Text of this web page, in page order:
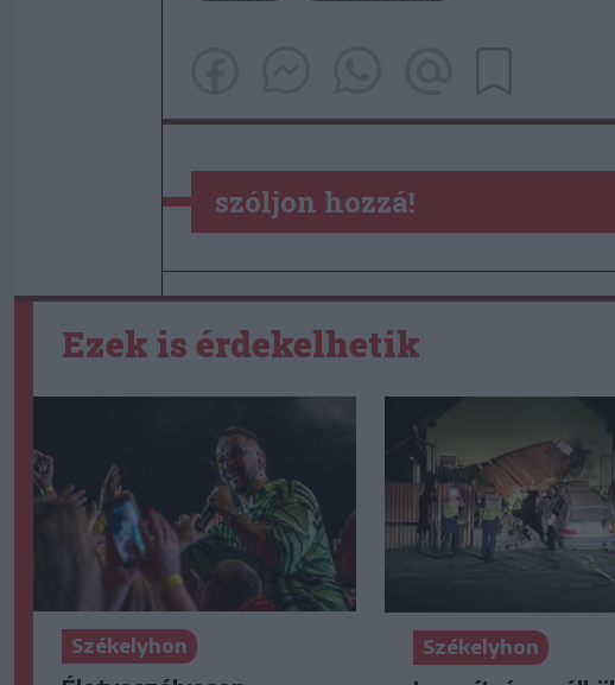
szóljon hozzá!
Ezek is érdekelhetik
Székelyhon Székelyhon